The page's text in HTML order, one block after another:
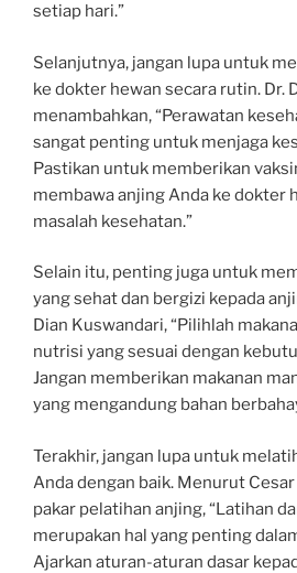
setiap hari.”
Selanjutnya, jangan lupa untuk
ke dokter hewan secara rutin. Dr.
menambahkan, “Perawatan
sangat penting untuk menjaga
Pastikan untuk memberikan
membawa anjing Anda ke dokter
masalah kesehatan.”
Selain itu, penting juga untuk
yang sehat dan bergizi kepada
Dian Kuswandari, “Pilihlah
nutrisi yang sesuai dengan
Jangan memberikan makanan
yang mengandung bahan
Terakhir, jangan lupa untuk
Anda dengan baik. Menurut
pakar pelatihan anjing, “Latihan
merupakan hal yang penting
Ajarkan aturan-aturan dasar